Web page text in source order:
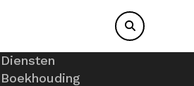
Diensten
Boekhouding